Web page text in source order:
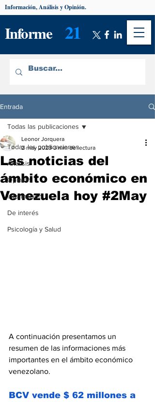
Informe 21
Información, Análisis y Opinión.
Entrada
Todas las publicaciones
Análisis
Opinión
Información
De interés
Psicología y Salud
Todas las publicaciones
Las noticias del
ámbito económico en
Venezuela hoy #2May
Leonor Jorquera
2 may 2023 3 min de lectura
A continuación presentamos un
resumen de las informaciones más
importantes en el ámbito económico
venezolano.
BCV vende $ 62 millones a